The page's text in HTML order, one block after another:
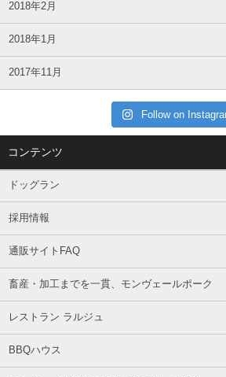
2018年2月
2018年1月
2017年11月
Follow on
コンテンツ
ドッグラン
採用情報
通販サイトFAQ
畜産・加工までを一貫、モンヴェールポーク
レストラン ラルジュ
BBQハウス